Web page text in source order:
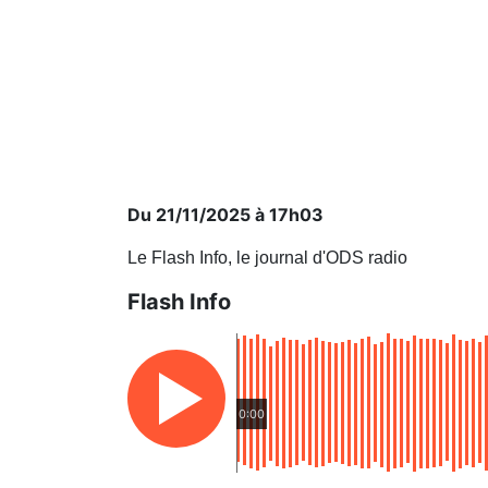
Du 21/11/2025 à 17h03
Le Flash Info, le journal d'ODS radio
Flash Info
0:00